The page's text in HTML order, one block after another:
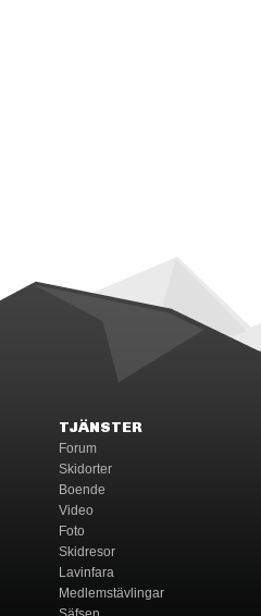
TJÄNSTER
Forum
Skidorter
Boende
Video
Foto
Skidresor
Lavinfara
Medlemstävlingar